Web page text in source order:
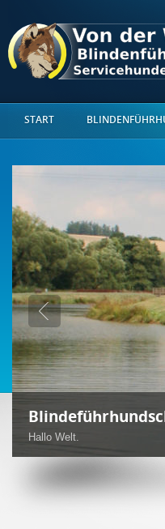
START
Ebenfalls bilden wir aus: